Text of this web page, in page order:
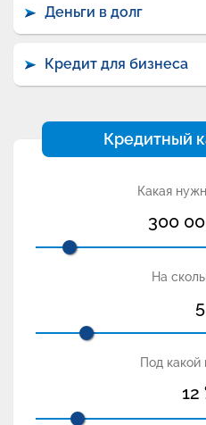
Деньги в долг
Кредит для бизнеса
Кредитный
Какая
300
На
5
Под какой
12